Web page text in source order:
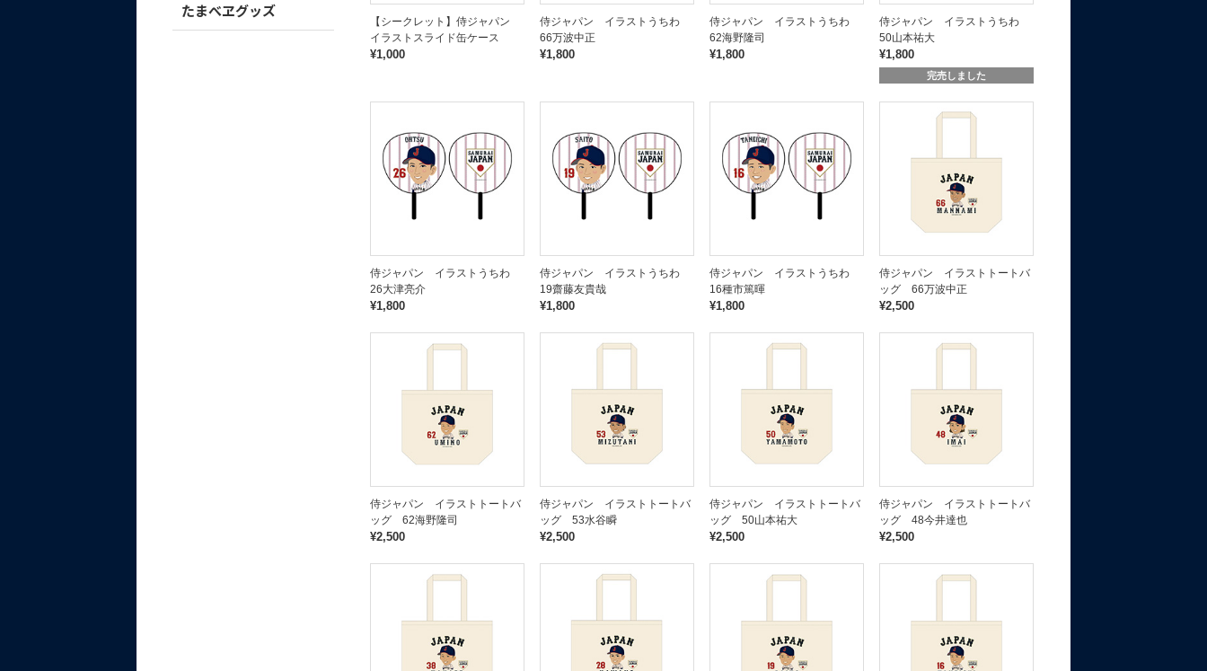
たまべヱグッズ
【シークレット】侍ジャパン
イラストスライド缶ケース
¥1,000
侍ジャパン イラストうちわ
66万波中正
¥1,800
侍ジャパン イラストうちわ
62海野隆司
¥1,800
侍ジャパン イラストうちわ
50山本祐大
¥1,800
完売しました
侍ジャパン イラストうちわ
26大津亮介
¥1,800
侍ジャパン イラストうちわ
19齋藤友貴哉
¥1,800
侍ジャパン イラストうちわ
16種市篤暉
¥1,800
侍ジャパン イラストトートバ
ッグ 66万波中正
¥2,500
侍ジャパン イラストトートバ
ッグ 62海野隆司
¥2,500
侍ジャパン イラストトートバ
ッグ 53水谷瞬
¥2,500
侍ジャパン イラストトートバ
ッグ 50山本祐大
¥2,500
侍ジャパン イラストトートバ
ッグ 48今井達也
¥2,500